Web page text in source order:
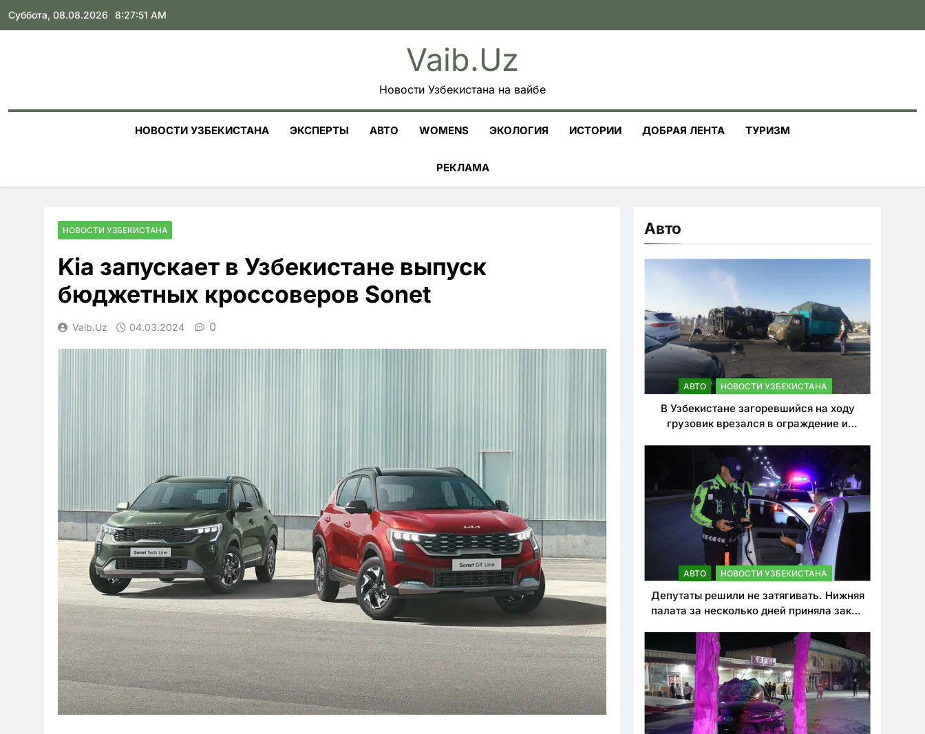
Skip
Суббота, 08.08.2026 8:27:53 AM
Vaib.uz
Новости Узбекистана на вайбе
НОВОСТИ УЗБЕКИСТАНА ЭКСПЕРТЫ АВТО WOMENS ЭКОЛОГИЯ ИСТОРИИ ДОБРАЯ ЛЕНТА ТУРИЗМ
РЕКЛАМА
НОВОСТИ УЗБЕКИСТАНА
Kia запускает в Узбекистане выпуск
бюджетных кроссоверов Sonet
Vaib.uz 04.03.2024 0
Авто
АВТО НОВОСТИ УЗБЕКИСТАНА
В Узбекистане загоревшийся на ходу
грузовик врезался в ограждение и
АВТО НОВОСТИ УЗБЕКИСТАНА
Депутаты решили не затягивать. Нижняя
палата за несколько дней приняла закон
нарушителей ПДД